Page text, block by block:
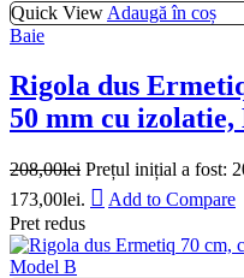
Quick View Adaugă în coș
Baie
Rigola dus
50 mm cu
208,00lei Prețul inițial a fost:
173,00lei.
Add to Compare
Pret redus